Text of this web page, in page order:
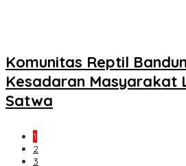
Komunitas Reptil
Kesadaran Masyarakat
Satwa
1
2
3